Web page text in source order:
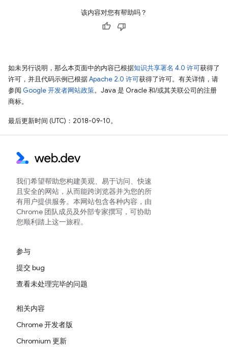
该内容对您有帮助吗？
如未另行说明，那么本页面中的内容已根据知识共享署名 4.0 许可获得了
许可，并且代码示例已根据Apache 2.0 许可获得了许可。有关详情，请
参阅 Google 开发者网站政策。Java 是 Oracle 和/或其关联公司的注册
商标。
最后更新时间 (UTC)：2018-09-10。
我们希望帮助您构建美观、易于访问、快速
且安全的网站，从而能跨浏览器并为您的所
有用户提供服务。本网站包含各种内容，由
Chrome 团队成员及外部专家撰写，可协助
您顺利踏上这一旅程。
参与
提交 bug
查看未处理完毕的问题
相关内容
Chrome 开发者版
Chromium 更新